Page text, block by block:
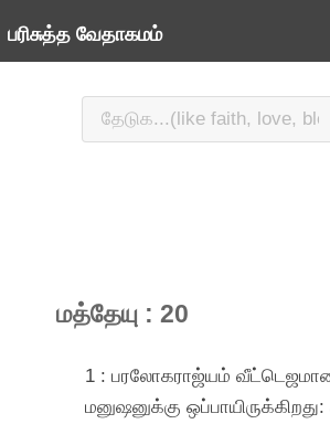
பரிசுத்த வேதாகமம்
மத்தேயு : 20
1 : பரலோகராஜ்யம்
மனுஷனுக்கு